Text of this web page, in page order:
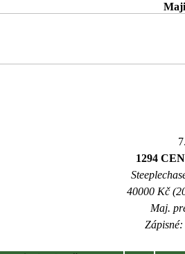
1294
40000 Kč
Maj.